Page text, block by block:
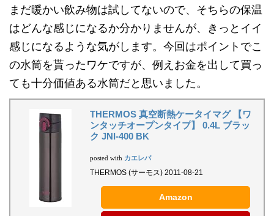
まだ暖かい飲み物は試してないので、そちらの保温
はどんな感じになるか分かりませんが、きっとイイ
感じになるような気がします。今回はポイントでこ
の水筒を貰ったワケですが、例えお金を出して買っ
ても十分価値ある水筒だと思いました。
THERMOS 真空断熱ケータイマグ 【ワ
ンタッチオープンタイプ】 0.4L ブラッ
ク JNI-400 BK
posted with カエレバ
THERMOS (サーモス) 2011-08-21
Amazon